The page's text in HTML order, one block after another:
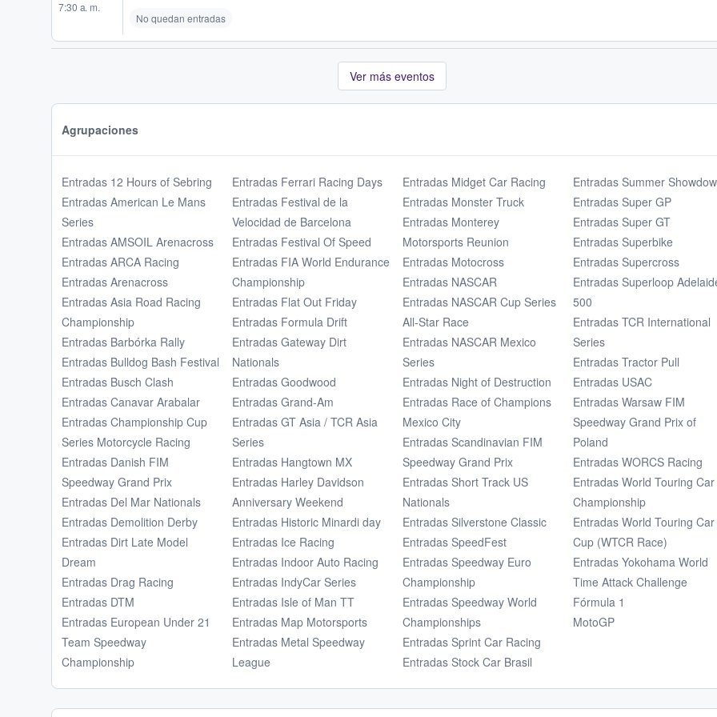
7:30 a. m.
No quedan entradas
Ver más eventos
Agrupaciones
Entradas 12 Hours of Sebring
Entradas American Le Mans
Series
Entradas AMSOIL Arenacross
Entradas ARCA Racing
Entradas Arenacross
Entradas Asia Road Racing
Championship
Entradas Barbórka Rally
Entradas Bulldog Bash Festival
Entradas Busch Clash
Entradas Canavar Arabalar
Entradas Championship Cup
Series Motorcycle Racing
Entradas Danish FIM
Speedway Grand Prix
Entradas Del Mar Nationals
Entradas Demolition Derby
Entradas Dirt Late Model
Dream
Entradas Drag Racing
Entradas DTM
Entradas European Under 21
Team Speedway
Championship
Entradas Ferrari Racing Days
Entradas Festival de la
Velocidad de Barcelona
Entradas Festival Of Speed
Entradas FIA World Endurance
Championship
Entradas Flat Out Friday
Entradas Formula Drift
Entradas Gateway Dirt
Nationals
Entradas Goodwood
Entradas Grand-Am
Entradas GT Asia / TCR Asia
Series
Entradas Hangtown MX
Entradas Harley Davidson
Anniversary Weekend
Entradas Historic Minardi day
Entradas Ice Racing
Entradas Indoor Auto Racing
Entradas IndyCar Series
Entradas Isle of Man TT
Entradas Map Motorsports
Entradas Metal Speedway
League
Entradas Midget Car Racing
Entradas Monster Truck
Entradas Monterey
Motorsports Reunion
Entradas Motocross
Entradas NASCAR
Entradas NASCAR Cup Series
All-Star Race
Entradas NASCAR Mexico
Series
Entradas Night of Destruction
Entradas Race of Champions
Mexico City
Entradas Scandinavian FIM
Speedway Grand Prix
Entradas Short Track US
Nationals
Entradas Silverstone Classic
Entradas SpeedFest
Entradas Speedway Euro
Championship
Entradas Speedway World
Championships
Entradas Sprint Car Racing
Entradas Stock Car Brasil
Entradas Summer
Entradas Super GP
Entradas Super GT
Entradas Superbike
Entradas Supercross
Entradas Superloop
500
Entradas TCR International
Series
Entradas Tractor Pull
Entradas USAC
Entradas Warsaw FIM
Speedway Grand Prix of
Poland
Entradas WORCS Racing
Entradas World Touring Car
Championship
Entradas World Touring Car
Cup (WTCR Race)
Entradas Yokohama World
Time Attack Challenge
Fórmula 1
MotoGP